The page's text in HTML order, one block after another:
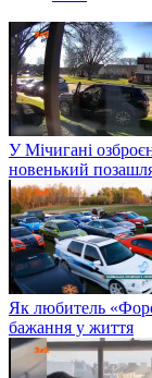
У Мічигані
новенький
Як любитель
бажання у життя